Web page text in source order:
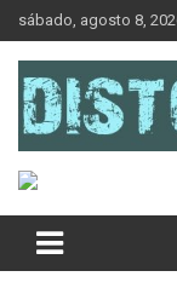
Skip
to
content
sábado, agosto 8,
Distópolis